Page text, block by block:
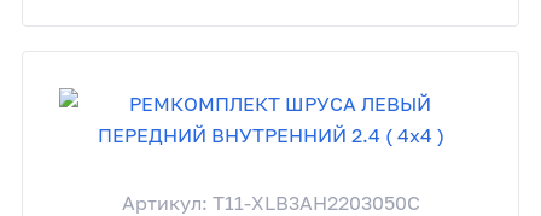
Артикул: T11-XLB3AH2203050C